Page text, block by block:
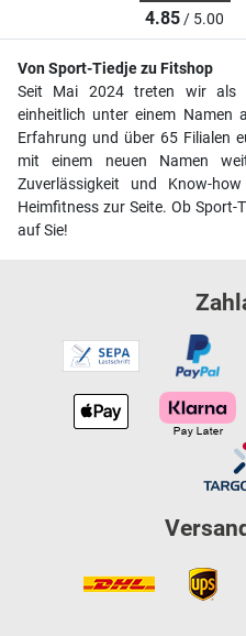
4.85/ 5.00
Von Sport-Tiedje zu Fitshop
Seit Mai 2024 treten wir als
einheitlich unter einem
Erfahrung und über 65 Filialen
mit einem neuen Namen
Zuverlässigkeit und Know-
Heimfitness zur Seite. Ob Sport-
auf Sie!